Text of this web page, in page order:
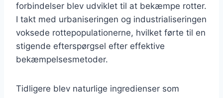
forbindelser blev udviklet til at bekæmpe rotter.
I takt med urbaniseringen og industrialiseringen
voksede rottepopulationerne, hvilket førte til en
stigende efterspørgsel efter effektive
bekæmpelsesmetoder.
Tidligere blev naturlige ingredienser som